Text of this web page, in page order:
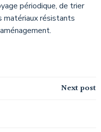
périodique, de trier
matériaux résistants
Navigation
Next post